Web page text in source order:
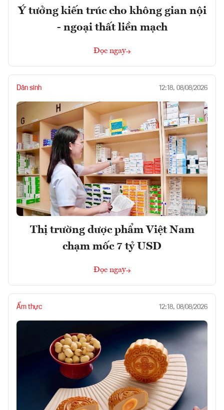
Ý tưởng kiến trúc cho không gian nội
- ngoại thất liền mạch
Đọc ngay
Dân sinh 12:18, 08/08/2026
Thị trường dược phẩm Việt Nam
chạm mốc 7 tỷ USD
Đọc ngay
Ẩm thực 12:18, 08/08/2026